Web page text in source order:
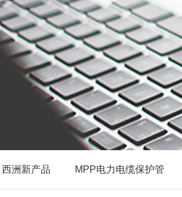
西洲新产品 MPP电力电缆保护管